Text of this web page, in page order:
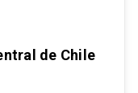
de Chile